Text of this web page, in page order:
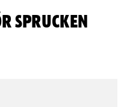
sprucken